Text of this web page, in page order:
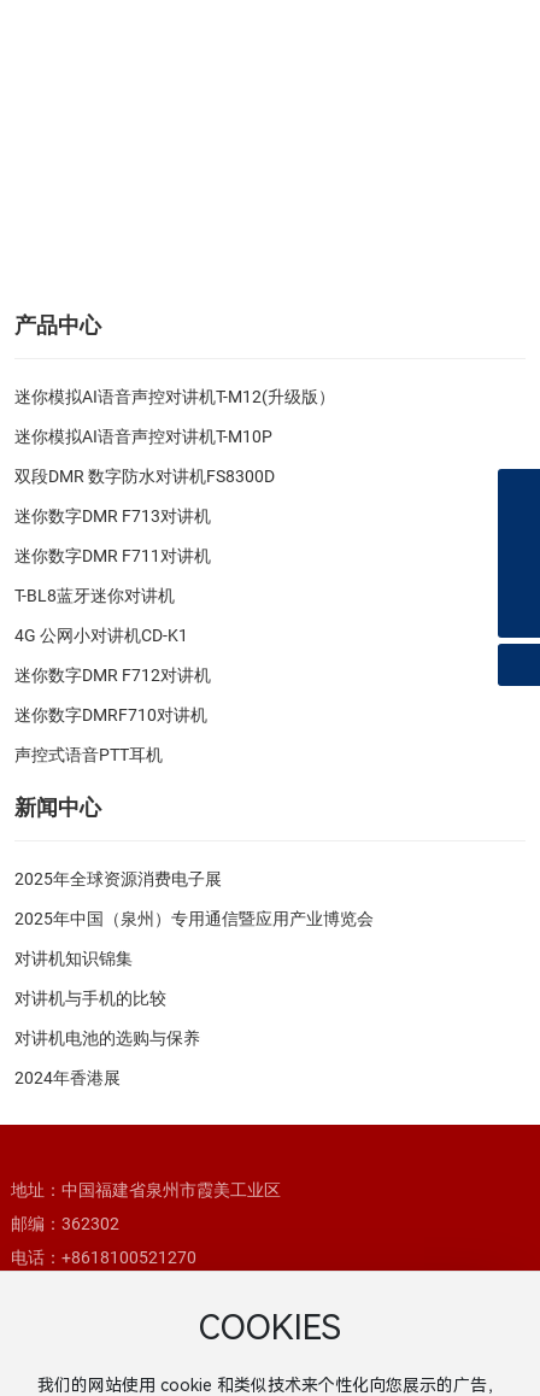
产品中心
迷你模拟AI语音声控对讲机T-M12(升级版）
迷你模拟AI语音声控对讲机T-M10P
双段DMR 数字防水对讲机FS8300D
迷你数字DMR F713对讲机
迷你数字DMR F711对讲机
T-BL8蓝牙迷你对讲机
4G 公网小对讲机CD-K1
迷你数字DMR F712对讲机
迷你数字DMRF710对讲机
声控式语音PTT耳机
新闻中心
2025年全球资源消费电子展
2025年中国（泉州）专用通信暨应用产业博览会
对讲机知识锦集
对讲机与手机的比较
对讲机电池的选购与保养
2024年香港展
COOKIES
我们的网站使用 cookie 和类似技术来个性化向您展示的广告，
地址：中国福建省泉州市霞美工业区
邮编：362302
电话： +8618100521270
www.hlddjj.com